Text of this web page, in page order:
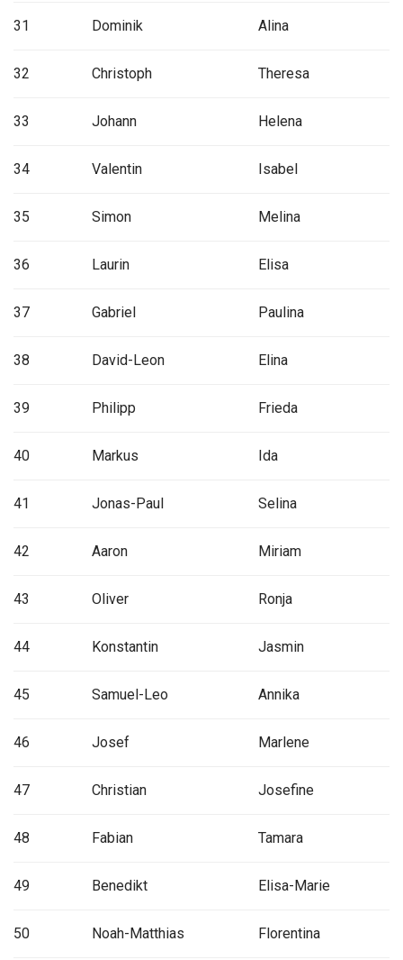
31 Dominik Alina
32 Christoph Theresa
33 Johann Helena
34 Valentin Isabel
35 Simon Melina
36 Laurin Elisa
37 Gabriel Paulina
38 David-Leon Elina
39 Philipp Frieda
40 Markus Ida
41 Jonas-Paul Selina
42 Aaron Miriam
43 Oliver Ronja
44 Konstantin Jasmin
45 Samuel-Leo Annika
46 Josef Marlene
47 Christian Josefine
48 Fabian Tamara
49 Benedikt Elisa-Marie
50 Noah-Matthias Florentina